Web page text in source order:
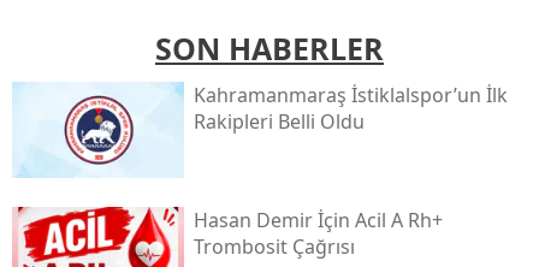
SON HABERLER
Kahramanmaraş İstiklalspor’un İlk
Rakipleri Belli Oldu
Hasan Demir İçin Acil A Rh+
Trombosit Çağrısı